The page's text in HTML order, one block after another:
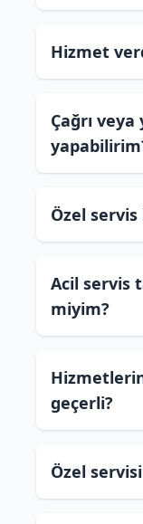
Hizmet
Çağrı
Özel
Acil servis
miyim?
geçerli?
Özel